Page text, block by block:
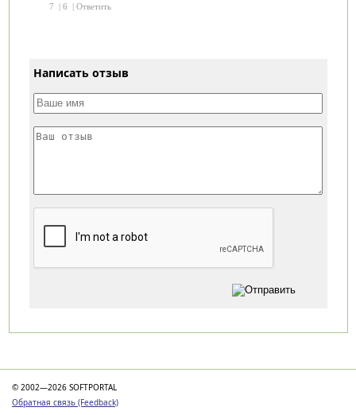
7
| 6 | Ответить
Написать отзыв
© 2002—2026 SOFTPORTAL
Обратная связь (Feedback)